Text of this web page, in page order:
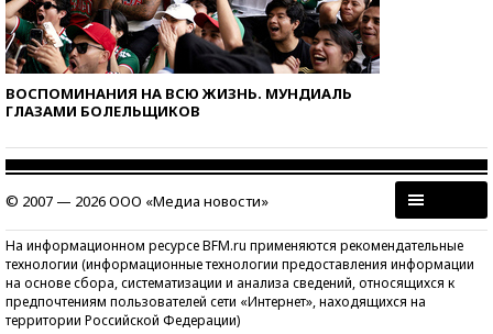
ВОСПОМИНАНИЯ НА ВСЮ ЖИЗНЬ. МУНДИАЛЬ
ГЛАЗАМИ БОЛЕЛЬЩИКОВ
© 2007 — 2026 ООО «Медиа новости»
На информационном ресурсе BFM.ru применяются рекомендательные
технологии (информационные технологии предоставления информации
на основе сбора, систематизации и анализа сведений, относящихся к
предпочтениям пользователей сети «Интернет», находящихся на
территории Российской Федерации)